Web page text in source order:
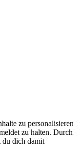
zu personalisieren
zu halten. Durch
du dich damit